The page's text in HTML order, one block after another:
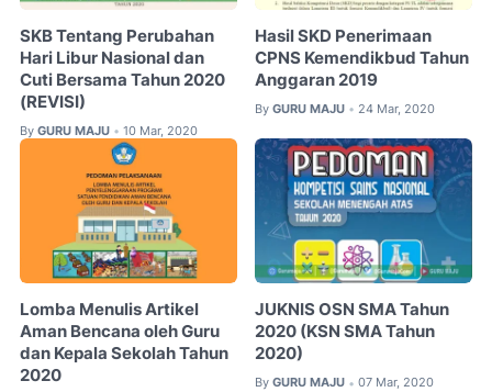
SKB Tentang Perubahan
Hari Libur Nasional dan
Cuti Bersama Tahun 2020
(REVISI)
By GURU MAJU • 10 Mar, 2020
Hasil SKD Penerimaan
CPNS Kemendikbud Tahun
Anggaran 2019
By GURU MAJU • 24 Mar, 2020
Lomba Menulis Artikel
Aman Bencana oleh Guru
dan Kepala Sekolah Tahun
2020
JUKNIS OSN SMA Tahun
2020 (KSN SMA Tahun
2020)
By GURU MAJU • 07 Mar, 2020